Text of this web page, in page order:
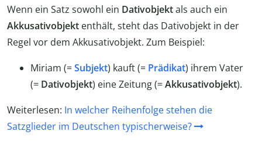
Wenn ein Satz sowohl ein Dativobjektals auch ein
Akkusativobjekt enthält, steht das Dativobjekt in der
Regel vor dem Akkusativobjekt. Zum Beispiel:
Miriam (=Subjekt) kauft (= Prädikat) ihrem Vater
(= Dativobjekt) eine Zeitung (=Akkusativobjekt).
Weiterlesen: In welcher Reihenfolge stehen die
Satzglieder im Deutschen typischerweise?